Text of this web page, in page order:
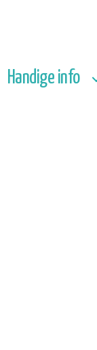
Handige info